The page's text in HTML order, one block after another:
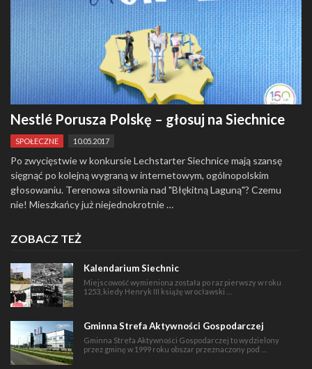
Nestlé Porusza Polskę – głosuj na Siechnice
SPOŁECZNE 10.05.2017
Po zwycięstwie w konkursie Lechstarter Siechnice mają szansę
sięgnąć po kolejną wygraną w internetowym, ogólnopolskim
głosowaniu. Terenowa siłownia nad "Błękitną Laguną"? Czemu
nie! Mieszkańcy już niejednokrotnie …
ZOBACZ TEŻ
Kalendarium Siechnic
Miejscowość wymieniona została po raz pierwszy w roku
1253, kiedy Henryk III książę wrocławski …
Gminna Strefa Aktywności Gospodarczej
Gminna Strefa Aktywności Gospodarczej to wydzielony
przez gminę w 1999 roku obszar przeznaczony pod …